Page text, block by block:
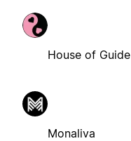
House of Guide
Monaliva